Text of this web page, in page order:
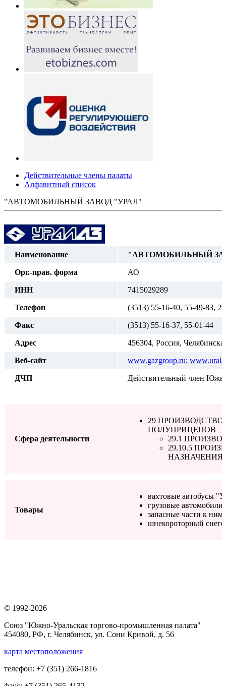
Действительные члены палаты
Алфавитный список
"АВТОМОБИЛЬНЫЙ ЗАВОД "УРАЛ"
Наименование "АВТОМОБИЛЬНЫЙ
Орг.-прав. форма АО
ИНН 7415029289
Телефон (3513) 55-16-40, 55-49-83,
Факс (3513) 55-16-37, 55-01-44
Адрес 456304, Россия,
Веб-сайт www.gazgroup.ru;
ДЧП Действительный член
Сфера деятельности
29
ПОЛУПРИЦЕПОВ
29.1
29.10.5
НАЗНАЧЕНИЯ
Товары
вахтовые автобусы
грузовые
запасные части к ним
шнекороторный
© 1992-2026
Союз "Южно-Уральская торгово-промышленная палата"
454080, РФ, г. Челябинск, ул. Сони Кривой, д. 56
карта местоположения
телефон: +7 (351) 266-1816